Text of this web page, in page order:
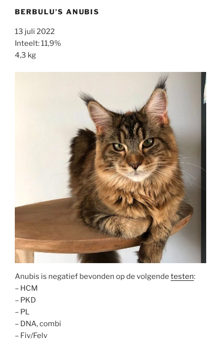
BERBULU’S ANUBIS
13 juli 2022
Inteelt: 11,9%
4,3 kg
Anubis is negatief bevonden op de volgende testen:
– HCM
– PKD
– PL
– DNA, combi
– Fiv/Felv